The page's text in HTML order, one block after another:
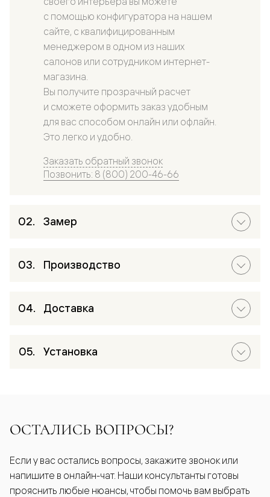
с помощью конфигуратора на нашем
сайте, с квалифицированным
менеджером в одном из наших
салонов или сотрудником интернет-
магазина.
Вы получите прозрачный расчет
и сможете оформить заказ удобным
для вас способом онлайн или офлайн.
Это легко и удобно.
Заказать обратный звонок
Позвонить: 8 (800) 200-46-66
Замер
Производство
Доставка
Установка
ОСТАЛИСЬ ВОПРОСЫ?
Если у вас остались вопросы, закажите звонок или
напишите в онлайн-чат. Наши консультанты готовы
прояснить любые нюансы, чтобы помочь вам выбрать